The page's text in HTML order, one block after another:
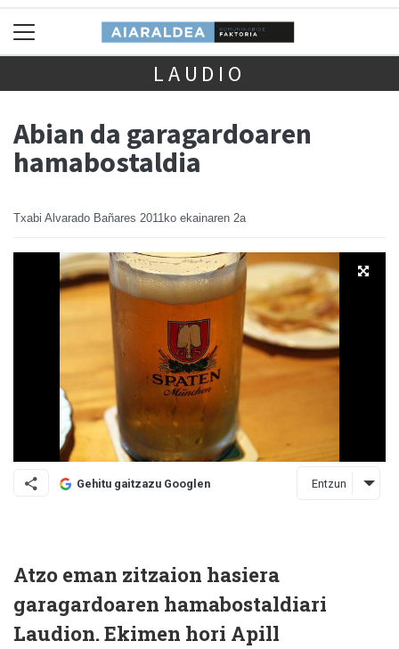
LAUDIO
Abian da garagardoaren
hamabostaldia
Txabi Alvarado Bañares 2011ko ekainaren 2a
Gehitu gaitzazu Googlen Entzun
Atzo eman zitzaion hasiera
garagardoaren hamabostaldiari
Laudion. Ekimen hori Apill